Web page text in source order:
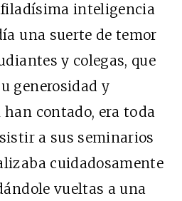
inteligencia
una suerte de temor
y colegas, que
generosidad y
han contado, era toda
a sus seminarios
cuidadosamente
vueltas a una